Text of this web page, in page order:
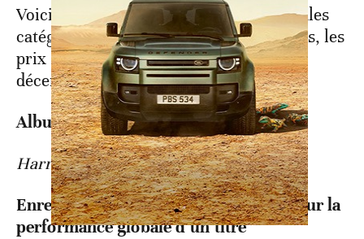
Voici les récompenses dans les principales
catégories pour les 65e Grammy Awards, les
prix de l’industrie musicale américaine
décernées dimanche à Los Angeles:
Album de l’année
Harry’s House, Harry Styles
Enregistrement de l’année, attribué pour la
performance globale d’un titre